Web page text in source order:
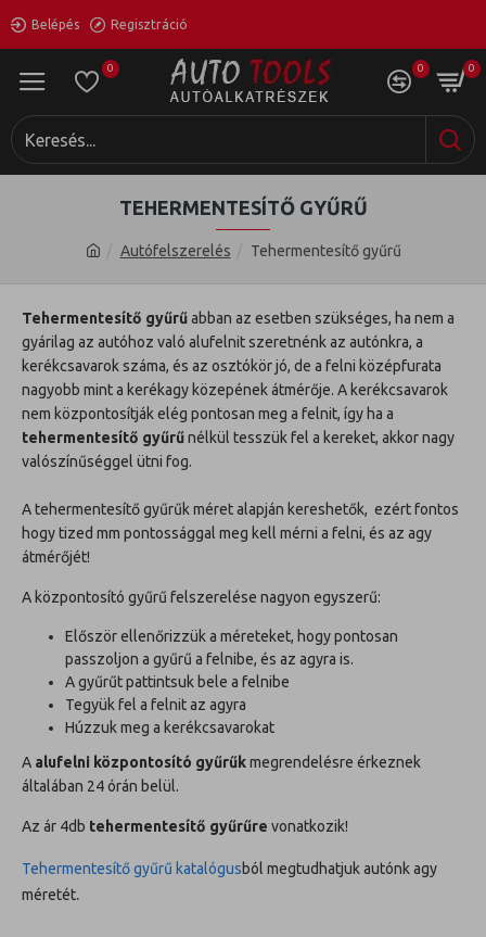
Belépés Regisztráció
0 0 0
Autófelszerelés Tehermentesítő gyűrű
TEHERMENTESÍTŐ GYŰRŰ
Tehermentesítő gyűrűabban az esetben szükséges, ha nem a
gyárilag az autóhoz való alufelnit szeretnénk az autónkra, a
kerékcsavarok száma, és az osztókör jó, de a felni középfurata
nagyobb mint a kerékagy közepének átmérője. A kerékcsavarok
nem központosítják elég pontosan meg a felnit, így ha a
tehermentesítő gyűrűnélkül tesszük fel a kereket, akkor nagy
valószínűséggel ütni fog.
Atehermentesítő gyűrűk méret alapján kereshetők, ezért fontos
hogy tized mm pontossággal meg kell mérni a felni, és az agy
átmérőjét!
A központosító gyűrű felszerelése nagyon egyszerű:
Először ellenőrizzük a méreteket, hogy pontosan
passzoljon a gyűrű a felnibe, és az agyra is.
A gyűrűt pattintsuk bele a felnibe
Tegyük fel a felnit az agyra
Húzzuk meg a kerékcsavarokat
A alufelni központosító gyűrűkmegrendelésre érkeznek
általában 24 órán belül.
Az ár 4db tehermentesítő gyűrűre vonatkozik!
Tehermentesítő gyűrű katalógusból megtudhatjuk autónk agy
méretét.